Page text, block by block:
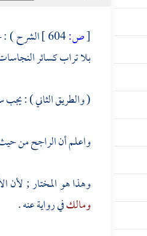
[ص: الشرح ) :
بلا تراب كسائر
( والطريق الثاني ) : يجب
واعلم أن الراجح من حيث
وهذا هو المختار ; لأن
ومالكفي رواية عنه .